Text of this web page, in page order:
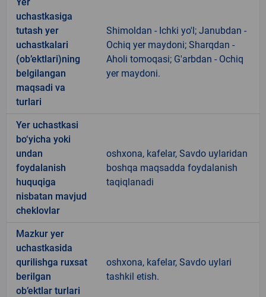
uchastkasiga
tutash yer
uchastkalari
(ob’ektlari)ning
belgilangan
maqsadi va
turlari
Shimoldan - Ichki yo'l; Janubdan -
Ochiq yer maydoni; Sharqdan -
Aholi tomoqasi; G'arbdan - Ochiq
yer maydoni.
Yer uchastkasi
bo‘yicha yoki
undan
foydalanish
huquqiga
nisbatan mavjud
cheklovlar
oshxona, kafelar, Savdo uylaridan
boshqa maqsadda foydalanish
taqiqlanadi
Mazkur yer
uchastkasida
qurilishga ruxsat
berilgan
ob’ektlar turlari
oshxona, kafelar, Savdo uylari
tashkil etish.